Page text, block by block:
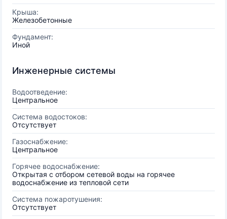
Крыша:
Железобетонные
Фундамент:
Иной
Инженерные системы
Водоотведение:
Центральное
Система водостоков:
Отсутствует
Газоснабжение:
Центральное
Горячее водоснабжение:
Открытая с отбором сетевой воды на горячее
водоснабжение из тепловой сети
Система пожаротушения:
Отсутствует